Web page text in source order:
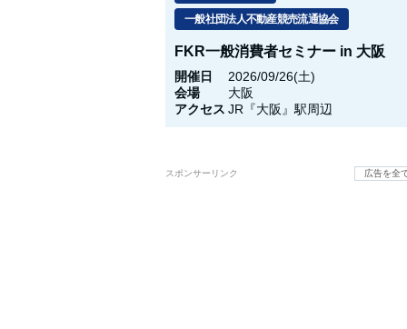
一般社団法人不動産競売流通協会
FKR一般消費者セミナー in 大阪
開催日
2026/09/26(土)
会場
大阪
アクセス JR『大阪』駅周辺
スポンサーリンク 広告を全